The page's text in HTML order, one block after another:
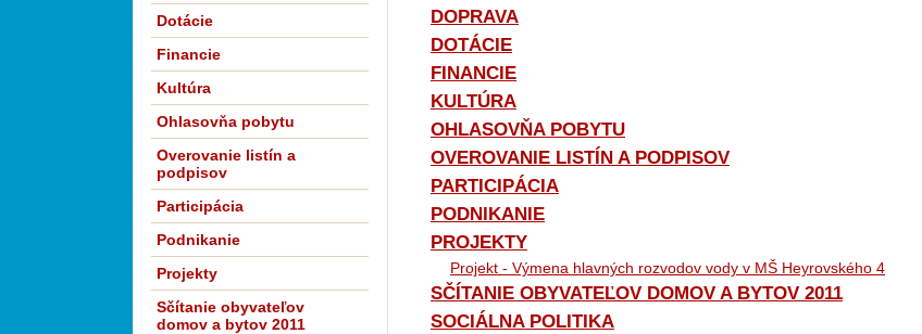
DOPRAVA
DOTÁCIE
FINANCIE
KULTÚRA
OHLASOVŇA POBYTU
OVEROVANIE LISTÍN A PODPISOV
PARTICIPÁCIA
PODNIKANIE
PROJEKTY
Projekt - Výmena hlavných rozvodov vody v MŠ Heyrovského 4
SČÍTANIE OBYVATEĽOV DOMOV A BYTOV 2011
SOCIÁLNA POLITIKA
Dotácie
Financie
Kultúra
Ohlasovňa pobytu
Overovanie listín a
podpisov
Participácia
Podnikanie
Projekty
Sčítanie obyvateľov
domov a bytov 2011